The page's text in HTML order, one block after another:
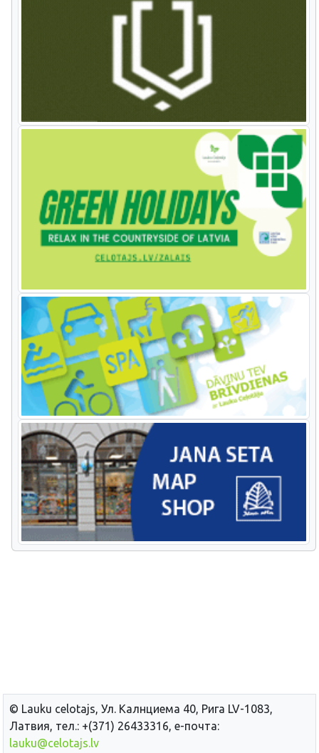
© Lauku сelotajs, Ул. Калнциема 40, Рига LV-1083,
Латвия, тел.: +(371) 26433316, е-почта:
lauku@celotajs.lv